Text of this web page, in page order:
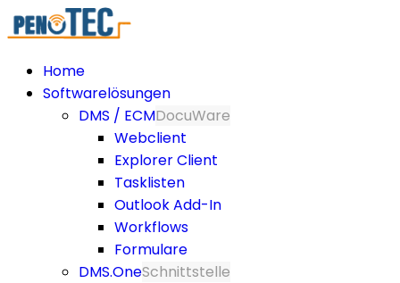
Home
Softwarelösungen
DMS / ECMDocuWare
Webclient
Explorer Client
Tasklisten
Outlook Add-In
Workflows
Formulare
DMS.OneSchnittstelle